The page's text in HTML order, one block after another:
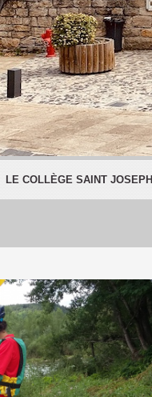
LE COLLÈGE SAINT JOSEPH